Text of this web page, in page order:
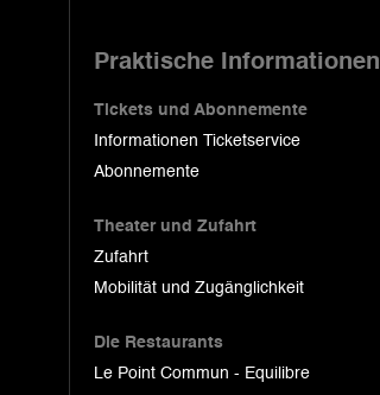
Praktische Informationen
Tickets und Abonnemente
Informationen Ticketservice
Abonnemente
Theater und Zufahrt
Zufahrt
Mobilität und Zugänglichkeit
Die Restaurants
Le Point Commun - Equilibre